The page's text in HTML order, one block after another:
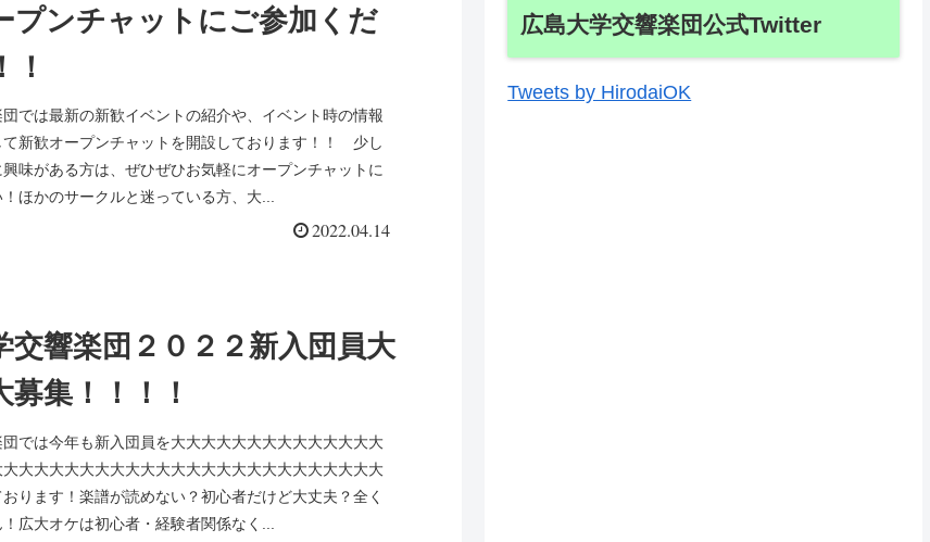
プンチャットにご参加くだ
！
では最新の新歓イベントの紹介や、イベント時の情報
て新歓オープンチャットを開設しております！！ 少し
味がある方は、ぜひぜひお気軽にオープンチャットに
ほかのサークルと迷っている方、大...
2022.04.14
交響楽団２０２２新入団員大
募集！！！！
では今年も新入団員を大大大大大大大大大大大大大大
大大大大大大大大大大大大大大大大大大大大大大大大
ります！楽譜が読めない？初心者だけど大丈夫？全く
広大オケは初心者・経験者関係なく...
広島大学交響楽団公式Twitter
Tweets by HirodaiOK